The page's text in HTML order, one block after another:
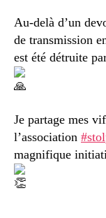
Au-delà d’un
de transmission
est été détruite
Je partage mes
l’association
magnifique